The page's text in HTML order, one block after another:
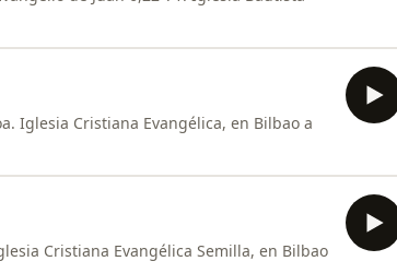
Iglesia Cristiana Evangélica, en Bilbao a
Cristiana Evangélica Semilla, en Bilbao